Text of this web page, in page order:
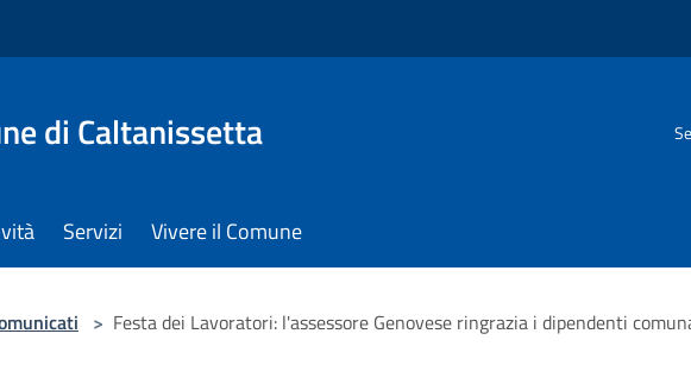
di Caltanissetta
Servizi Vivere il Comune
> Festa dei Lavoratori: l'assessore Genovese ringrazia i dipendenti